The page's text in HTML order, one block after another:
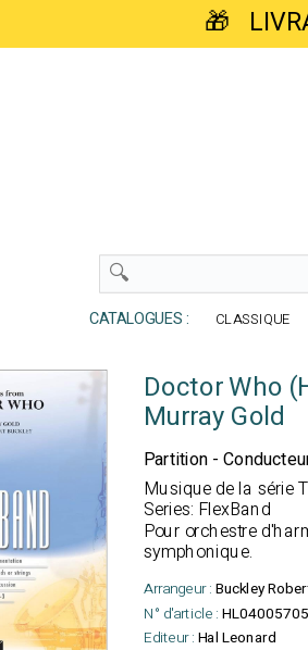
🎁
CATALOGUES : CLASSIQUE
Doctor Who
Murray Gold
Partition -
Musique de la série
Series: FlexBand
Pour orchestre
symphonique.
Arrangeur : Buckley
N° d'article : HL04005705
Editeur : Hal Leonard